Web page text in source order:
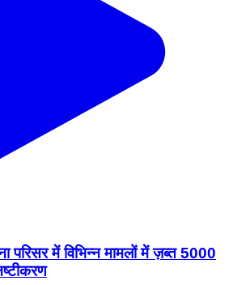
परिसर में विभिन्न मामलों में ज़ब्त 5000